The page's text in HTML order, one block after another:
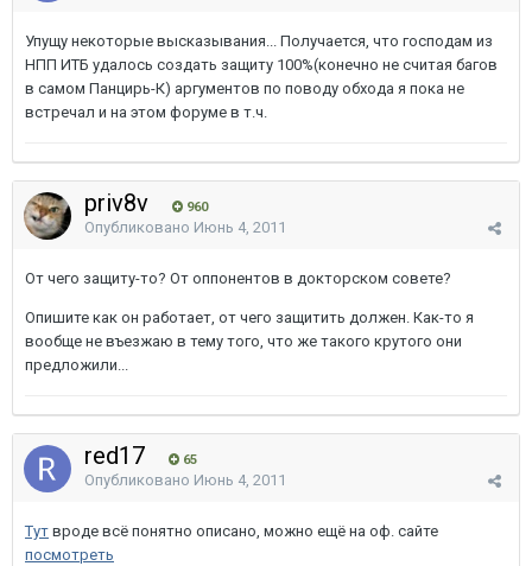
Упущу некоторые высказывания... Получается, что господам из
НПП ИТБ удалось создать защиту 100%(конечно не считая багов
в самом Панцирь-К) аргументов по поводу обхода я пока не
встречал и на этом форуме в т.ч.
priv8v 960
Опубликовано Июнь 4, 2011
От чего защиту-то? От оппонентов в докторском совете?
Опишите как он работает, от чего защитить должен. Как-то я
вообще не въезжаю в тему того, что же такого крутого они
предложили...
red17 65
Опубликовано Июнь 4, 2011
Тут вроде всё понятно описано, можно ещё на оф. сайте
посмотреть